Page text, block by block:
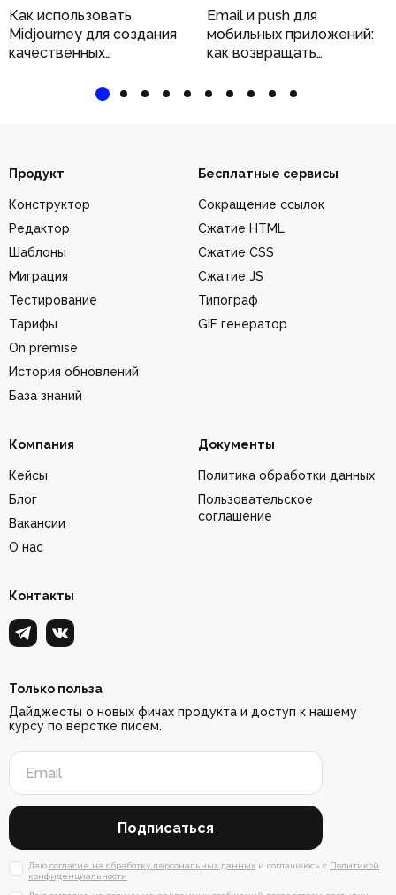
Как использовать
Midjourney для создания
качественных
Email и push для
мобильных приложений:
как возвращать
каналами
Продукт
Конструктор
Редактор
Шаблоны
Миграция
Тестирование
Тарифы
On premise
История обновлений
База знаний
Бесплатные сервисы
Сокращение ссылок
Сжатие HTML
Сжатие CSS
Сжатие JS
Типограф
GIF генератор
Компания
Кейсы
Блог
Вакансии
О нас
Документы
Политика обработки данных
Пользовательское
соглашение
Контакты
Только польза
Дайджесты о новых фичах продукта и доступ к нашему
курсу по верстке писем.
Подписаться
Даю согласие на обработку персональных данных и соглашаюсь с Политикой
конфиденциальности